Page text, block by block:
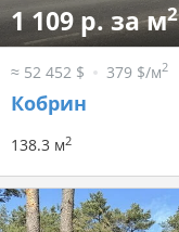
1 109 р. за м2
≈ 52 452 $ 379 $/м2
Кобрин
138.3 м2